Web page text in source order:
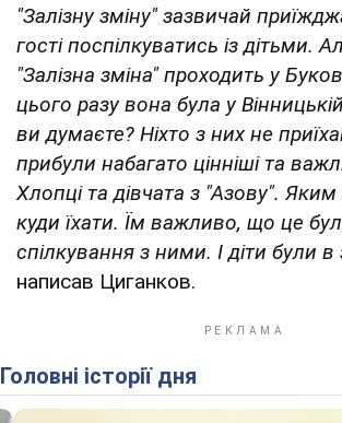
"Залізну зміну" зазвичай
гості поспілкуватись із дітьми.
"Залізна зміна" проходить у
цього разу вона була у
ви думаєте? Ніхто з них не
прибули набагато цінніші та
Хлопці та дівчата з "Азову".
куди їхати. Їм важливо, що це
спілкування з ними. І діти були в
написав Циганков.
Головні історії дня